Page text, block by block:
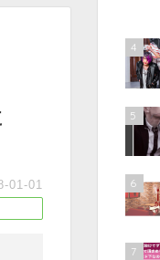
01-01
4
5
6
7